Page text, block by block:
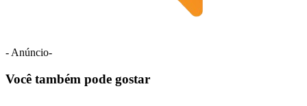
- Anúncio-
Você também pode gostar